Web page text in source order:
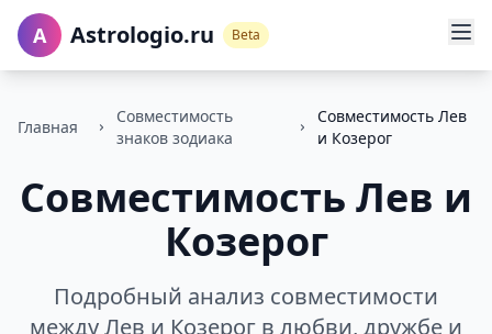
A Astrologio.ru Beta
Главная
Совместимость
знаков зодиака
Совместимость Лев
и Козерог
Совместимость Лев и
Козерог
Подробный анализ совместимости
между Лев и Козерог в любви, дружбе и